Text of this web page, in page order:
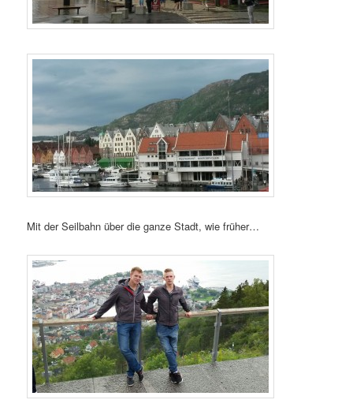
Mit der Seilbahn über die ganze Stadt, wie früher…